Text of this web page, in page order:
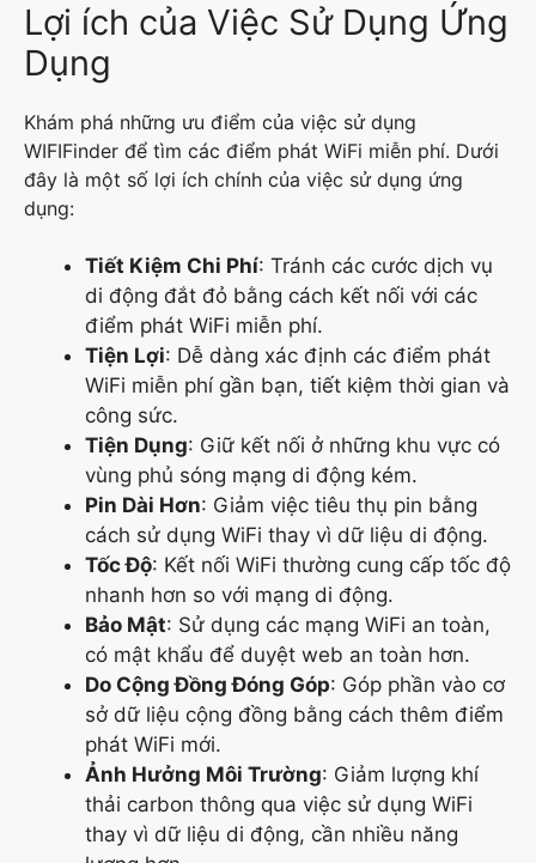
Lợi ích của Việc Sử Dụng Ứng
Dụng
Khám phá những ưu điểm của việc sử dụng
WIFIFinder để tìm các điểm phát WiFi miễn phí. Dưới
đây là một số lợi ích chính của việc sử dụng ứng
dụng:
Tiết Kiệm Chi Phí: Tránh các cước dịch vụ
di động đắt đỏ bằng cách kết nối với các
điểm phát WiFi miễn phí.
Tiện Lợi: Dễ dàng xác định các điểm phát
WiFi miễn phí gần bạn, tiết kiệm thời gian và
công sức.
Tiện Dụng: Giữ kết nối ở những khu vực có
vùng phủ sóng mạng di động kém.
Pin Dài Hơn: Giảm việc tiêu thụ pin bằng
cách sử dụng WiFi thay vì dữ liệu di động.
Tốc Độ: Kết nối WiFi thường cung cấp tốc độ
nhanh hơn so với mạng di động.
Bảo Mật: Sử dụng các mạng WiFi an toàn,
có mật khẩu để duyệt web an toàn hơn.
Do Cộng Đồng Đóng Góp: Góp phần vào cơ
sở dữ liệu cộng đồng bằng cách thêm điểm
phát WiFi mới.
Ảnh Hưởng Môi Trường: Giảm lượng khí
thải carbon thông qua việc sử dụng WiFi
thay vì dữ liệu di động, cần nhiều năng